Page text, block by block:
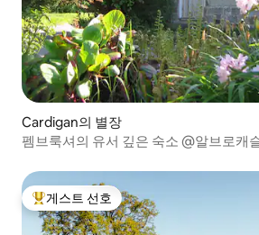
Cardigan의 별장
펨브룩셔의 유서 깊은 숙소 @알브로캐
상위 게스트 선호
게스트 선호